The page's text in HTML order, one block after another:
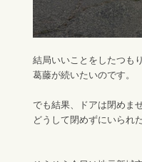
結局いいことをしたつも
葛藤が続いたいのです。
でも結果、ドアは閉めま
どうして閉めずにいられ